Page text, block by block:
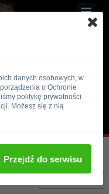
danych osobowych, w
o Ochronie
politykę prywatności
Możesz się z nią
Przejdź do serwisu